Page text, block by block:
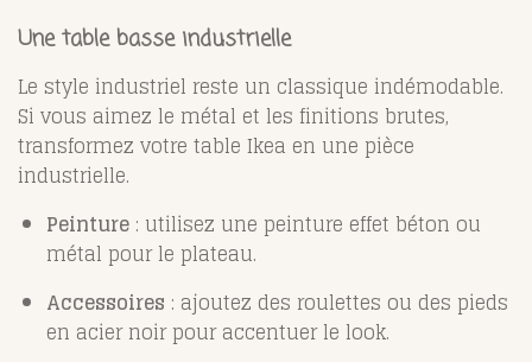
Une table basse industrielle
Le style industriel reste un classique indémodable.
Si vous aimez le métal et les finitions brutes,
transformez votre table Ikea en une pièce
industrielle.
Peinture : utilisez une peinture effet béton ou
métal pour le plateau.
Accessoires : ajoutez des roulettes ou des pieds
en acier noir pour accentuer le look.